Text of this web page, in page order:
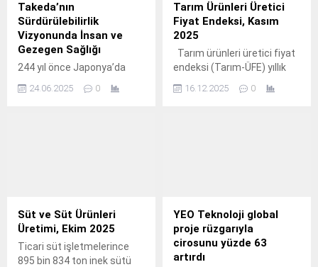
Takeda’nın
Sürdürülebilirlik
Vizyonunda İnsan ve
Gezegen Sağlığı
244 yıl önce Japonya’da
ülkede 50 bini aşkın
24.06.2025 0
Tarım Ürünleri Üretici
Fiyat Endeksi, Kasım
2025
Tarım ürünleri üretici fiyat
endeksi (Tarım-ÜFE) yıllık
azaldı Tarım-ÜFE'de
16.12.2025 0
Süt ve Süt Ürünleri
Üretimi, Ekim 2025
Ticari süt işletmelerince
895 bin 834 ton inek sütü
YEO Teknoloji global
proje rüzgarıyla
cirosunu yüzde 63
artırdı